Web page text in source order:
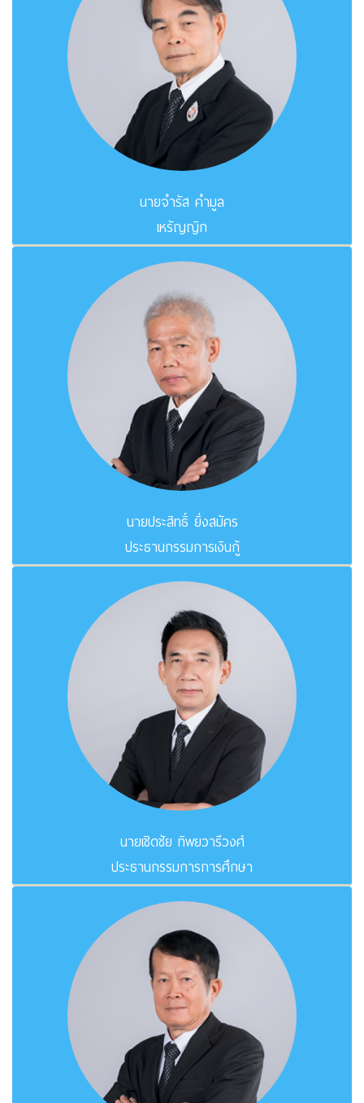
นายจำรัส คำมูล
เหรัญญิก
นายประสิทธิ์ ยิ่งสมัคร
ประธานกรรมการเงินกู้
นายเชิดชัย ทิพยวารีวงศ์
ประธานกรรมการการศึกษา